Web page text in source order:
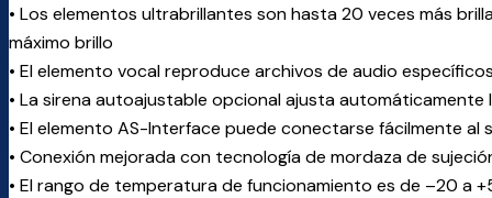
• Los elementos ultrabrillantes son hasta 20 veces más
máximo brillo
• El elemento vocal reproduce archivos de audio
• La sirena autoajustable opcional ajusta
• El elemento AS-Interface puede conectarse fácilmente
• Conexión mejorada con tecnología de mordaza de
• El rango de temperatura de funcionamiento es de –20 a